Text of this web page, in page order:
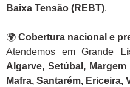
Baixa Tensão (REBT).
🌍 Cobertura nacional e
Atendemos em Grande
Algarve, Setúbal,
Mafra, Santarém, Ericeira,